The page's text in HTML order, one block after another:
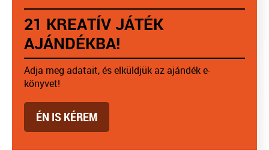
21 KREATÍV JÁTÉK
AJÁNDÉKBA!
Adja meg adatait, és elküldjük az ajándék e-
könyvet!
ÉN IS KÉREM